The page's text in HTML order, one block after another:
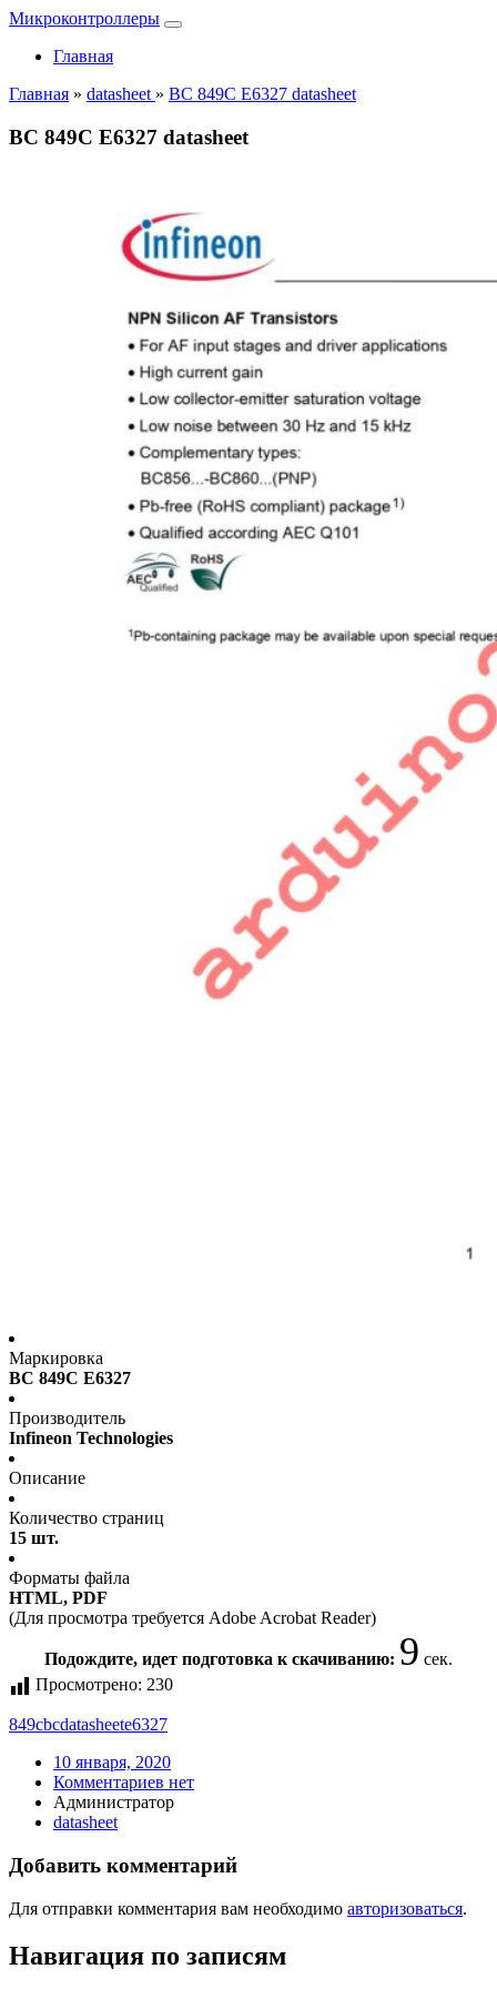
Микроконтроллеры
Главная
Главная » datasheet » BC 849C E6327 datasheet
BC 849C E6327 datasheet
Маркировка
BC 849C E6327
Производитель
Infineon Technologies
Описание
Количество страниц
15 шт.
Форматы файла
HTML, PDF
(Для просмотра требуется Adobe Acrobat Reader)
Подождите, идет подготовка к скачиванию: 9 сек.
Просмотрено: 230
849cbcdatasheete6327
10 января, 2020
Комментариев нет
Администратор
datasheet
Добавить комментарий
Для отправки комментария вам необходимо авторизоваться.
Навигация по записям